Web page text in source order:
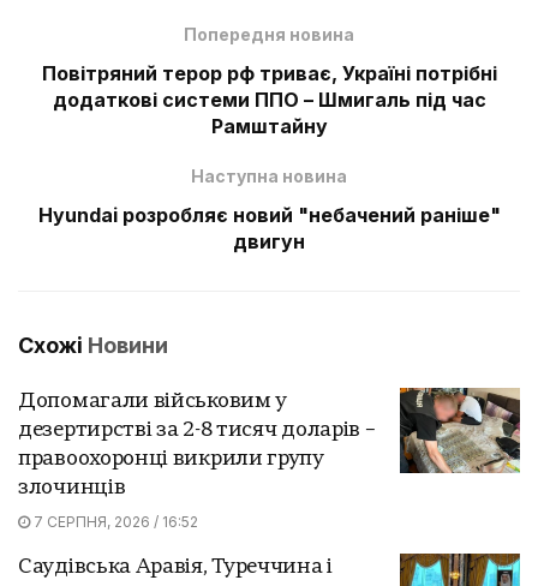
Попередня новина
Повітряний терор рф триває, Україні потрібні
додаткові системи ППО – Шмигаль під час
Рамштайну
Наступна новина
Hyundai розробляє новий "небачений раніше"
двигун
Схожі Новини
Допомагали військовим у
дезертирстві за 2-8 тисяч доларів –
правоохоронці викрили групу
злочинців
7 СЕРПНЯ, 2026 / 16:52
Саудівська Аравія, Туреччина і